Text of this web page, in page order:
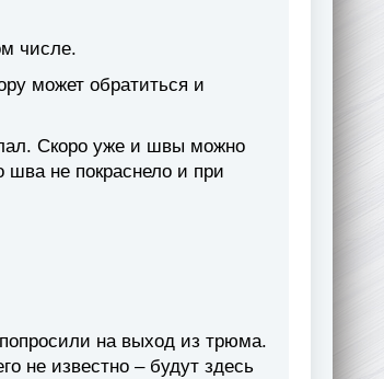
числе.
может обратиться и
Скоро уже и швы можно
шва не покраснело и при
на выход из трюма.
не известно – будут здесь